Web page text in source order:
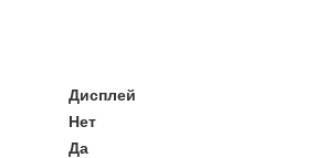
Дисплей
Нет
Да